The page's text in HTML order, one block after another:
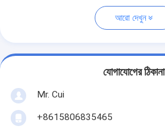
আরো দেখুন
যোগাযোগের ঠিকানা
Mr. Cui
+8615806835465